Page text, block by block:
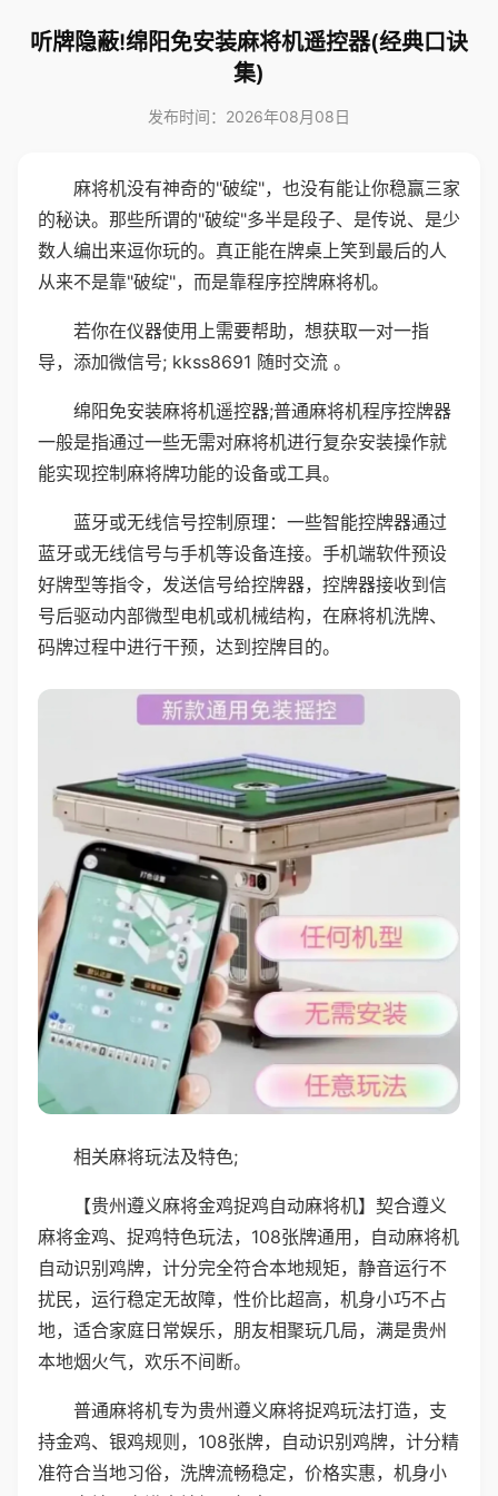
听牌隐蔽!绵阳免安装麻将机遥控器(经典口诀
集)
发布时间：2026年08月08日
麻将机没有神奇的"破绽"，也没有能让你稳赢三家
的秘诀。那些所谓的"破绽"多半是段子、是传说、是少
数人编出来逗你玩的。真正能在牌桌上笑到最后的人
从来不是靠"破绽"，而是靠程序控牌麻将机。
若你在仪器使用上需要帮助，想获取一对一指
导，添加微信号; kkss8691 随时交流 。
绵阳免安装麻将机遥控器;普通麻将机程序控牌器
一般是指通过一些无需对麻将机进行复杂安装操作就
能实现控制麻将牌功能的设备或工具。
蓝牙或无线信号控制原理：一些智能控牌器通过
蓝牙或无线信号与手机等设备连接。手机端软件预设
好牌型等指令，发送信号给控牌器，控牌器接收到信
号后驱动内部微型电机或机械结构，在麻将机洗牌、
码牌过程中进行干预，达到控牌目的。
相关麻将玩法及特色;
【贵州遵义麻将金鸡捉鸡自动麻将机】契合遵义
麻将金鸡、捉鸡特色玩法，108张牌通用，自动麻将机
自动识别鸡牌，计分完全符合本地规矩，静音运行不
扰民，运行稳定无故障，性价比超高，机身小巧不占
地，适合家庭日常娱乐，朋友相聚玩几局，满是贵州
本地烟火气，欢乐不间断。
普通麻将机专为贵州遵义麻将捉鸡玩法打造，支
持金鸡、银鸡规则，108张牌，自动识别鸡牌，计分精
准符合当地习俗，洗牌流畅稳定，价格实惠，机身小